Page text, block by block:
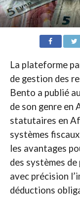
La plateforme
de gestion des
Bento a publié
de son genre en
statutaires en
systèmes
les avantages
des systèmes
avec précision
déductions